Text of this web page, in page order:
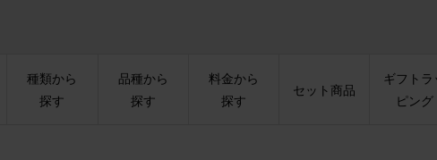
種類から
探す
品種から
探す
料金から
探す
セット商品
ギフトラ
ピング